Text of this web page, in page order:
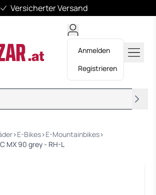
Versicherter Versand
Anmelden
Registrieren
›E-Bikes›E-Mountainbikes›
MX 90 grey - RH-L